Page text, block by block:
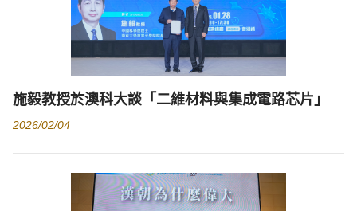
施毅教授於澳科大談「二維材料與集成電路芯片」
2026/02/04